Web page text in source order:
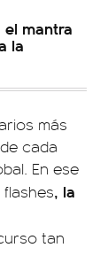
el mantra
la
más
cada
En ese
, la
tan